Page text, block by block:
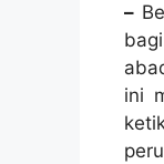
–
ini